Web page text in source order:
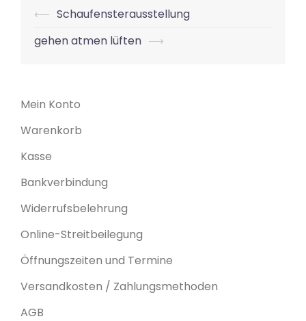
Beitrags-
⟵ Schaufensterausstellung
gehen atmen lüften ⟶
Mein Konto
Warenkorb
Kasse
Bankverbindung
Widerrufsbelehrung
Online-Streitbeilegung
Öffnungszeiten und Termine
Versandkosten / Zahlungsmethoden
AGB